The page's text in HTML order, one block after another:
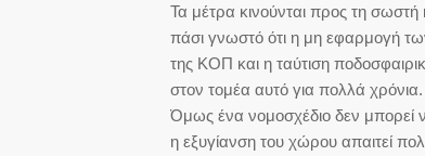
Τα μέτρα κινούνται προς τη
πάσι γνωστό ότι η μη εφαρμογή
της ΚΟΠ και η ταύτιση
στον τομέα αυτό για πολλά
Όμως ένα νομοσχέδιο δεν μπορεί
η εξυγίανση του χώρου απαιτεί